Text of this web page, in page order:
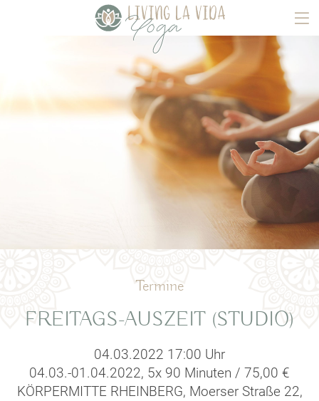
Termine
FREITAGS-AUSZEIT (STUDIO)
04.03.2022 17:00 Uhr
04.03.-01.04.2022, 5x 90 Minuten / 75,00 €
KÖRPERMITTE RHEINBERG, Moerser Straße 22,